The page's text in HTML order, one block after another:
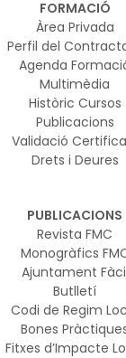
FORMACIÓ
Àrea Privada
Perfil del
Agenda
Multimèdia
Històric Cursos
Publicacions
Validació
Drets i Deures
PUBLICACIONS
Revista FMC
Monogràfics
Ajuntament
Butlletí
Codi de Regim
Bones
Fitxes d’Impacte